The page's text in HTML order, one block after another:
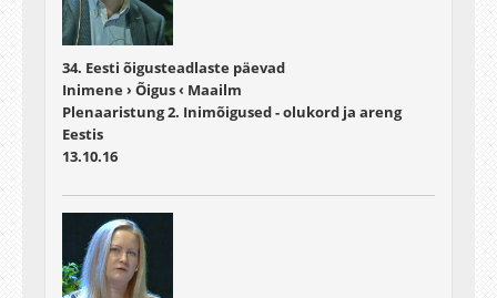
34. Eesti õigusteadlaste päevad
Inimene › Õigus ‹ Maailm
Plenaaristung 2. Inimõigused - olukord ja areng
Eestis
13.10.16